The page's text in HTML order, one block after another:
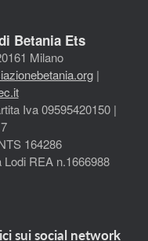
Betania Ets
Milano
|
Iva 09595420150 |
164286
REA n.1666988
sui social network